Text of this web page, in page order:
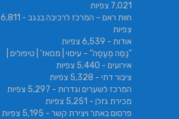
7,021 צפיות
חוות ראם – המרכז לרכיבה בנגב
- 6,811
צפיות
אודות - 6,539 צפיות
"נַסֵּה מְעַסֶּה" – עיסוי | מסאז' | טיפולים |
אירועים - 5,440 צפיות
ציבור דתי - 5,328 צפיות
המרכז לשערים וגדרות - 5,297 צפיות
מכירת גזלן - 5,251 צפיות
פרסום באתר ויצירת קשר - 5,195 צפיות